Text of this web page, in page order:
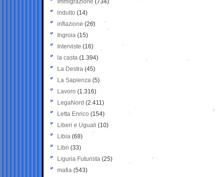
Immigrazione (734)
indulto (14)
inflazione (26)
Ingroia (15)
Interviste (16)
la casta (1.394)
La Destra (45)
La Sapienza (5)
Lavoro (1.316)
LegaNord (2.411)
Letta Enrico (154)
Liberi e Uguali (10)
Libia (68)
Libri (33)
Liguria Futurista (25)
mafia (543)